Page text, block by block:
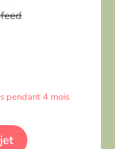
pendant 4 mois